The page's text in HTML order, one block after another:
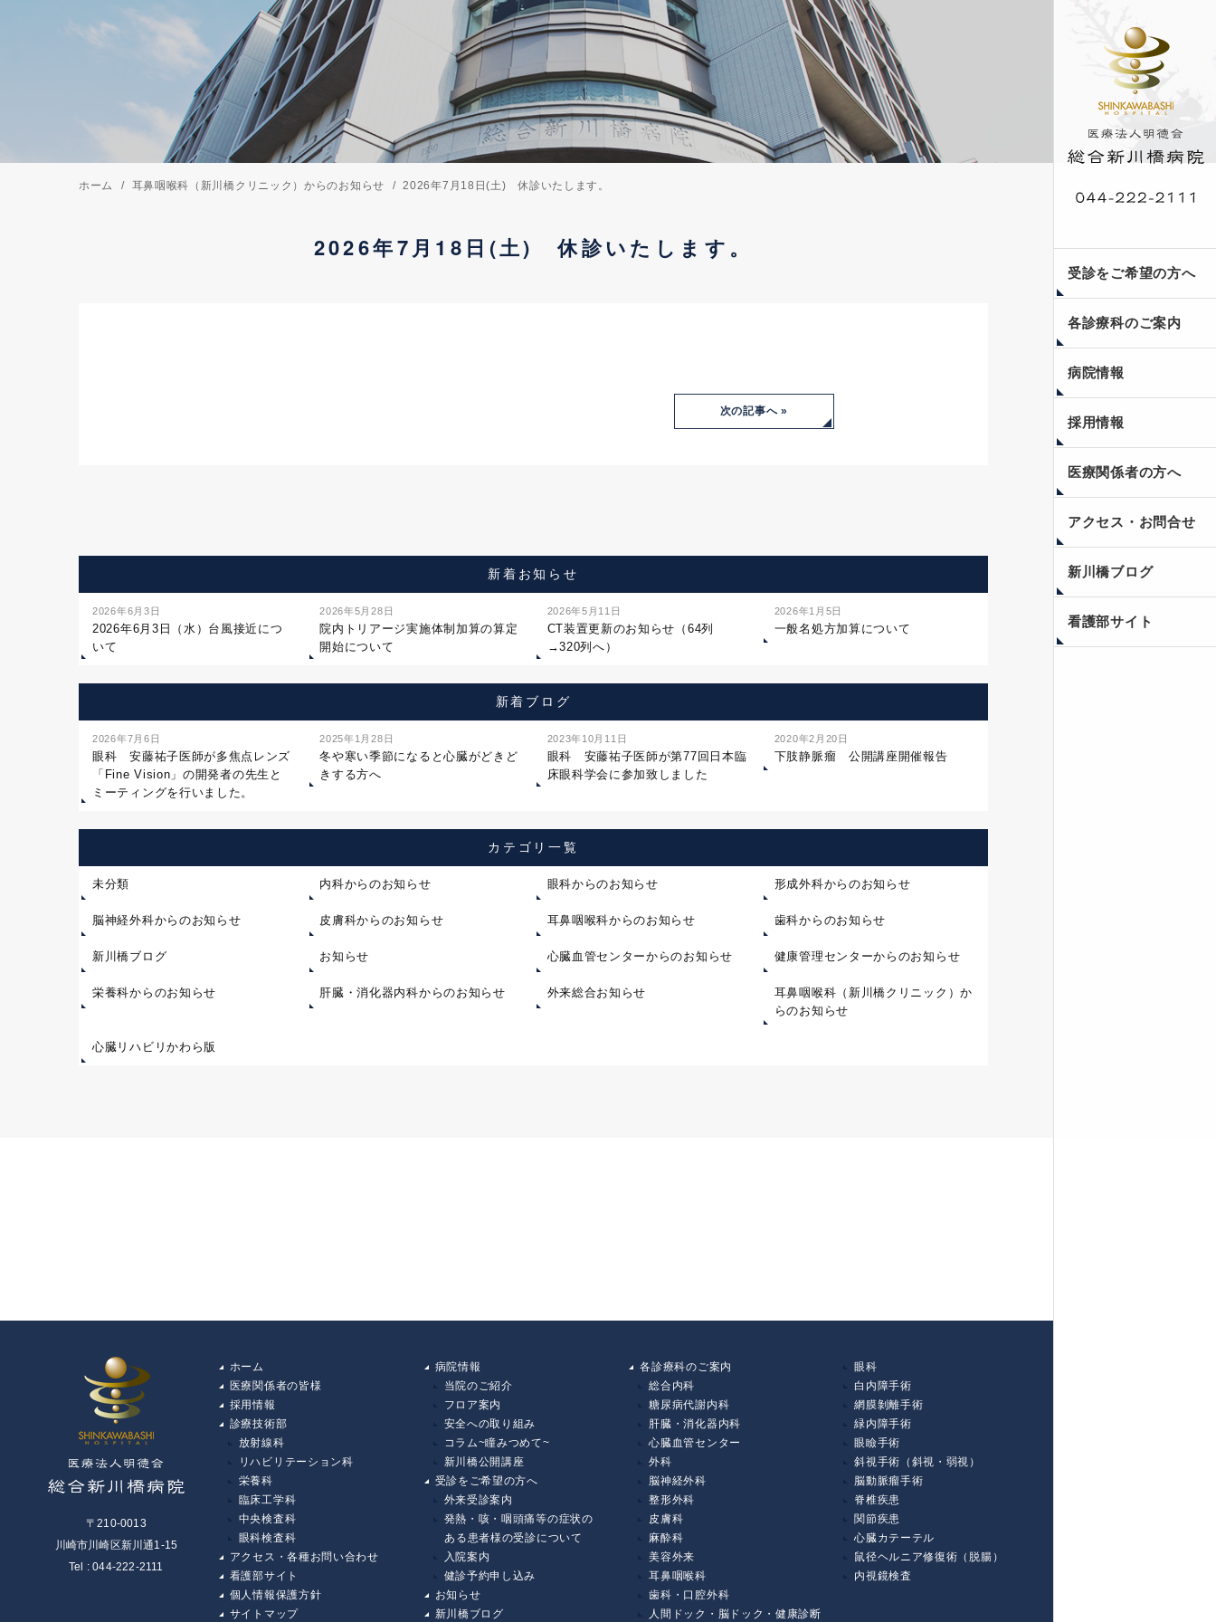
受診をご希望の方へ
各診療科のご案内
病院情報
採用情報
医療関係者の方へ
アクセス・お問合せ
新川橋ブログ
看護部サイト
ホーム 耳鼻咽喉科（新川橋クリニック）からのお知らせ 2026年7月18日(土) 休診いたします。
2026年7月18日(土) 休診いたします。
次の記事へ »
新着お知らせ
2026年6月3日
2026年6月3日（水）台風接近につ
いて
2026年5月28日
院内トリアージ実施体制加算の算定
開始について
2026年5月11日
CT装置更新のお知らせ（64列
→320列へ）
2026年1月5日
一般名処方加算について
新着ブログ
2026年7月6日
眼科 安藤祐子医師が多焦点レンズ
「Fine Vision」の開発者の先生と
ミーティングを行いました。
2025年1月28日
冬や寒い季節になると心臓がどきど
きする方へ
2023年10月11日
眼科 安藤祐子医師が第77回日本臨
床眼科学会に参加致しました
2020年2月20日
下肢静脈瘤 公開講座開催報告
カテゴリ一覧
未分類 内科からのお知らせ 眼科からのお知らせ 形成外科からのお知らせ
脳神経外科からのお知らせ 皮膚科からのお知らせ 耳鼻咽喉科からのお知らせ 歯科からのお知らせ
新川橋ブログ お知らせ 心臓血管センターからのお知らせ 健康管理センターからのお知らせ
栄養科からのお知らせ 肝臓・消化器内科からのお知らせ 外来総合お知らせ
耳鼻咽喉科（新川橋クリニック）か
らのお知らせ
心臓リハビリかわら版
〒210-0013
川崎市川崎区新川通1-15
Tel : 044-222-2111
ホーム
医療関係者の皆様
採用情報
診療技術部
放射線科
リハビリテーション科
栄養科
臨床工学科
中央検査科
眼科検査科
アクセス・各種お問い合わせ
看護部サイト
個人情報保護方針
サイトマップ
病院情報
当院のご紹介
フロア案内
安全への取り組み
コラム~瞳みつめて~
新川橋公開講座
受診をご希望の方へ
外来受診案内
発熱・咳・咽頭痛等の症状の
ある患者様の受診について
入院案内
健診予約申し込み
お知らせ
新川橋ブログ
各診療科のご案内
総合内科
糖尿病代謝内科
肝臓・消化器内科
心臓血管センター
外科
脳神経外科
整形外科
皮膚科
麻酔科
美容外来
耳鼻咽喉科
歯科・口腔外科
人間ドック・脳ドック・健康診断
眼科
白内障手術
網膜剝離手術
緑内障手術
眼瞼手術
斜視手術（斜視・弱視）
脳動脈瘤手術
脊椎疾患
関節疾患
心臓カテーテル
鼠径ヘルニア修復術（脱腸）
内視鏡検査